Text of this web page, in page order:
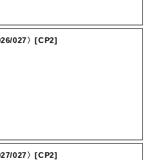
027〉[CP2]
027〉[CP2]